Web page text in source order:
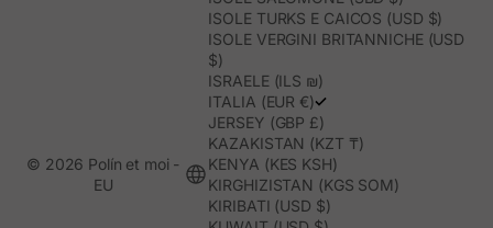
ISOLE TURKS E CAICOS (USD $)
ISOLE VERGINI BRITANNICHE (USD
$)
ISRAELE (ILS ₪)
ITALIA (EUR €)
JERSEY (GBP £)
KAZAKISTAN (KZT ₸)
KENYA (KES KSH)
KIRGHIZISTAN (KGS SOM)
KIRIBATI (USD $)
© 2026 Polín et moi -
EU